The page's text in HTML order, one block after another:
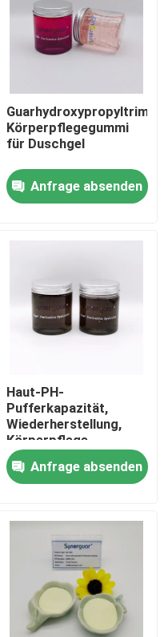
Körperpflegegummi
für Duschgel
Anfrage absenden
Haut-PH-
Pufferkapazität,
Wiederherstellung,
Körperpflege,
Zahnfleisch, 24
Monate Haltbarkeit
Anfrage absenden